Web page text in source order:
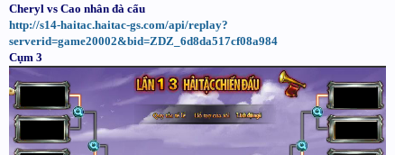
Cheryl vs Cao nhân đà cẩu
http://s14-haitac.haitac-gs.com/api/replay?
serverid=game20002&bid=ZDZ_6d8da517cf08a984
Cụm 3